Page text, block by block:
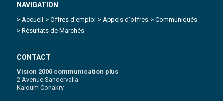
NAVIGATION
> Accueil > Offres d'emploi > Appels d'offres > Communiqués
> Résultats de Marchés
CONTACT
Vision 2000 communication plus
2 Avenue Sandervalia
Kaloum Conakry